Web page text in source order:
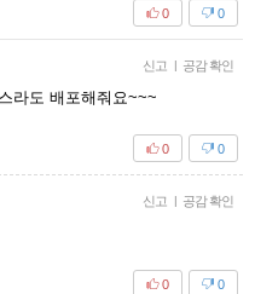
0
0
신고 | 공감 확인
라도 배포해줘요~~~
0
0
신고 | 공감 확인
0
0